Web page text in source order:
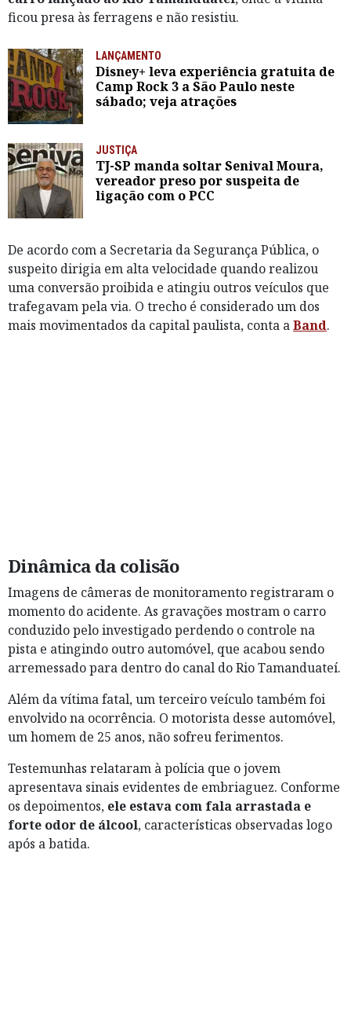
ficou presa às ferragens e não resistiu.
LANÇAMENTO
Disney+ leva experiência gratuita de
Camp Rock 3 a São Paulo neste
sábado; veja atrações
JUSTIÇA
TJ-SP manda soltar Senival Moura,
vereador preso por suspeita de
ligação com o PCC
De acordo com a Secretaria da Segurança Pública, o
suspeito dirigia em alta velocidade quando realizou
uma conversão proibida e atingiu outros veículos que
trafegavam pela via. O trecho é considerado um dos
mais movimentados da capital paulista, conta aBand.
Dinâmica da colisão
Imagens de câmeras de monitoramento registraram o
momento do acidente. As gravações mostram o carro
conduzido pelo investigado perdendo o controle na
pista e atingindo outro automóvel, que acabou sendo
arremessado para dentro do canal do Rio Tamanduateí.
Além da vítima fatal, um terceiro veículo também foi
envolvido na ocorrência. O motorista desse automóvel,
um homem de 25 anos, não sofreu ferimentos.
Testemunhas relataram à polícia que o jovem
apresentava sinais evidentes de embriaguez. Conforme
os depoimentos, ele estava com fala arrastada e
forte odor de álcool, características observadas logo
após a batida.